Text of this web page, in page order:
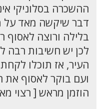
ההשכרה בסלוניקי
דבר שיקשה מאד על
בלילה ורוצה לאסוף
לכן יש חשיבות רבה
העיר, אז תוכלו לקחת
ועם בוקר לאסוף
הוזמן מראש [ רצוי